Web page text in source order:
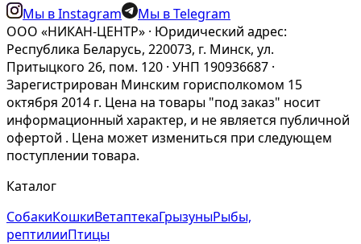
Мы в Instagram
Мы в Telegram
ООО «НИКАН-ЦЕНТР» · Юридический адрес:
Республика Беларусь, 220073, г. Минск, ул.
Притыцкого 26, пом. 120 · УНП 190936687 ·
Зарегистрирован Минским горисполкомом 15
октября 2014 г. Цена на товары "под заказ" носит
информационный характер, и не является публичной
офертой . Цена может измениться при следующем
поступлении товара.
Каталог
СобакиКошкиВетаптекаГрызуныРыбы,
рептилииПтицы